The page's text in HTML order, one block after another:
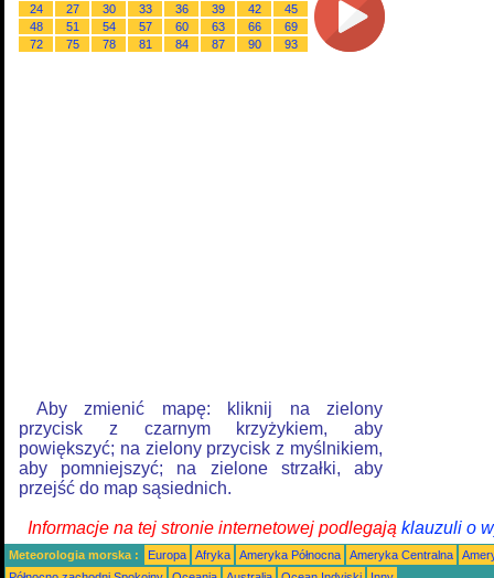
24
27 30 33 36 39 42
45
48
51 54 57 60 63 66
69
72
75 78 81 84 87 90 93
Aby zmienić mapę: kliknij na zielony
przycisk z czarnym krzyżykiem, aby
powiększyć; na zielony przycisk z myślnikiem,
aby pomniejszyć; na zielone strzałki, aby
przejść do map sąsiednich.
Informacje na tej stronie internetowej podlegają klauzuli o
Meteorologia morska : Europa Afryka Ameryka Północna Ameryka Centralna